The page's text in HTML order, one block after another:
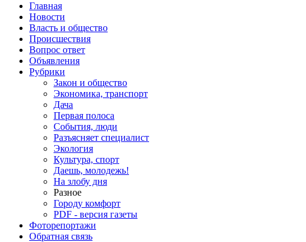
Главная
Новости
Власть и общество
Происшествия
Вопрос ответ
Объявления
Рубрики
Закон и общество
Экономика, транспорт
Дача
Первая полоса
События, люди
Разъясняет специалист
Экология
Культура, спорт
Даешь, молодежь!
На злобу дня
Разное
Городу комфорт
PDF - версия газеты
Фоторепортажи
Обратная связь